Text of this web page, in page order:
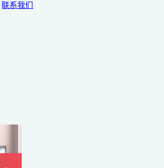
联系我们